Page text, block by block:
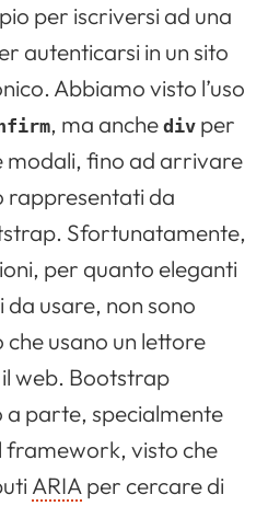
per iscriversi ad una
autenticarsi in un sito
Abbiamo visto l’uso
, ma anche div per
modali, fino ad arrivare
rappresentati da
Sfortunatamente,
per quanto eleganti
usare, non sono
usano un lettore
web. Bootstrap
a parte, specialmente
framework, visto che
ARIA per cercare di